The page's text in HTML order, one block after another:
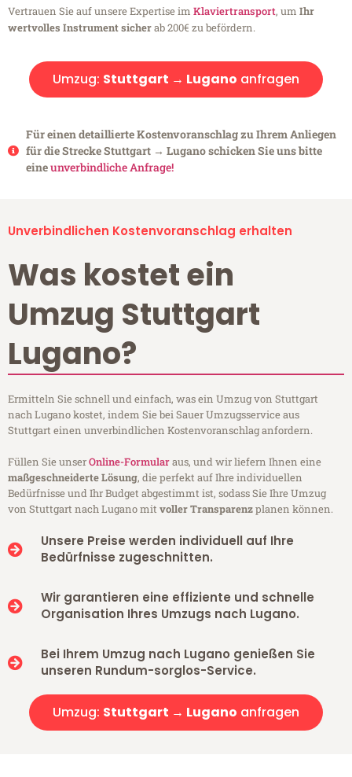
Vertrauen Sie auf unsere Expertise im Klaviertransport, um Ihr
wertvolles Instrument sicherab 200€ zu befördern.
Umzug: Stuttgart → Lugano anfragen
Für einen detaillierte Kostenvoranschlag zu Ihrem Anliegen
für die Strecke Stuttgart → Lugano schicken Sie uns bitte
eineunverbindliche Anfrage!
Unverbindlichen Kostenvoranschlag erhalten
Was kostet ein
Umzug Stuttgart
Lugano?
Ermitteln Sie schnell und einfach, was ein Umzug von Stuttgart
nach Lugano kostet, indem Sie bei Sauer Umzugsservice aus
Stuttgart einen unverbindlichen Kostenvoranschlag anfordern.
Füllen Sie unserOnline-Formularaus, und wir liefern Ihnen eine
maßgeschneiderte Lösung, die perfekt auf Ihre individuellen
Bedürfnisse und Ihr Budget abgestimmt ist, sodass Sie Ihre Umzug
von Stuttgart nach Lugano mitvoller Transparenzplanen können.
Unsere Preise werden individuell auf Ihre
Bedürfnisse zugeschnitten.
Wir garantieren eine effiziente und schnelle
Organisation Ihres Umzugs nach Lugano.
Bei Ihrem Umzug nach Lugano genießen Sie
unseren Rundum-sorglos-Service.
Umzug: Stuttgart → Lugano anfragen